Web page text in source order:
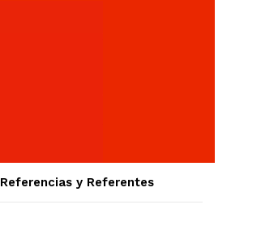
Referencias y Referentes